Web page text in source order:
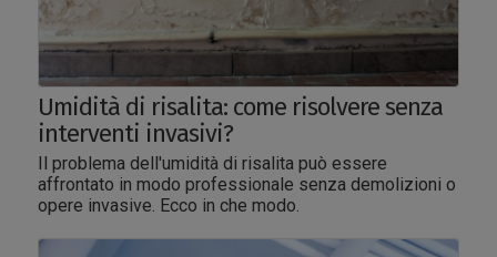
Umidità di risalita: come risolvere senza
interventi invasivi?
Il problema dell'umidità di risalita può essere
affrontato in modo professionale senza demolizioni o
opere invasive. Ecco in che modo.